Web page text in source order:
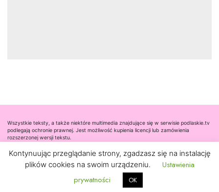
Wszystkie teksty, a także niektóre multimedia znajdujące się w serwisie podlaskie.tv
podlegają ochronie prawnej. Jest możliwość kupienia licencji lub zamówienia
rozszerzonej wersji tekstu.
Współpraca
Kontakt
Kontynuując przeglądanie strony, zgadzasz się na instalację
plików cookies na swoim urządzeniu.
Ustawienia
prywatności
OK